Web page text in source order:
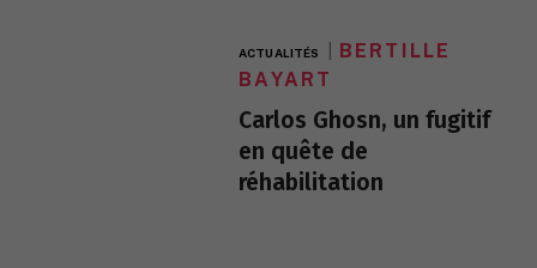
ACTUALITÉS
BERTILLE
BAYART
Carlos Ghosn, un fugitif
en quête de
réhabilitation